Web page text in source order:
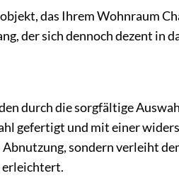
das Ihrem Wohnraum
der sich dennoch dezent in
durch die sorgfältige
gefertigt und mit einer
sondern verleiht
erleichtert.